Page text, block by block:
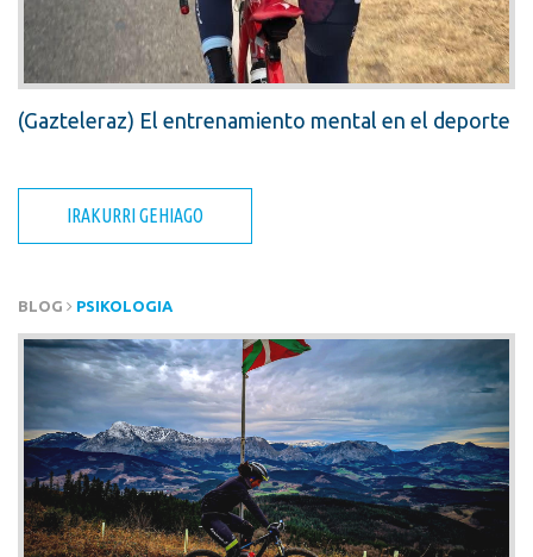
(Gazteleraz) El entrenamiento mental en el deporte
IRAKURRI GEHIAGO
BLOG PSIKOLOGIA